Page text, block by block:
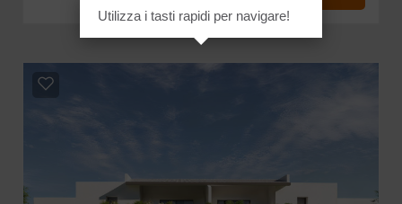
Utilizza i tasti rapidi per navigare!